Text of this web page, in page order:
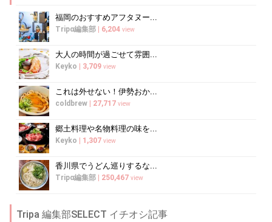
福岡のおすすめアフタヌー...
Tripα編集部 | 6,204 view
大人の時間が過ごせて雰囲...
Keyko | 3,709 view
これは外せない！伊勢おか...
coldbrew | 27,717 view
郷土料理や名物料理の味を...
Keyko | 1,307 view
香川県でうどん巡りするな...
Tripα編集部 | 250,467 view
Tripa 編集部SELECT イチオシ記事